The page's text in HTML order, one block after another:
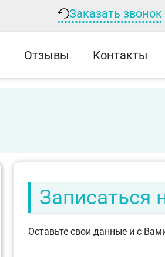
Заказать звонок
Отзывы Контакты
Записаться
Оставьте свои данные и с